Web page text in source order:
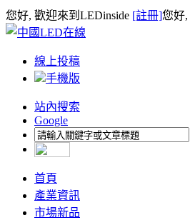
您好, 歡迎來到LEDinside [註冊]您好,
線上投稿
手機版
站內搜索
Google
首頁
產業資訊
市場新品